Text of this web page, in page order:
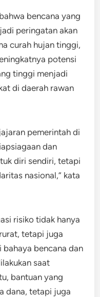
bencana yang
peringatan akan
curah hujan tinggi,
potensi
tinggi menjadi
di daerah rawan
pemerintah di
dan
diri sendiri, tetapi
nasional,” kata
risiko tidak hanya
tetapi juga
bahaya bencana dan
saat
bantuan yang
dana, tetapi juga